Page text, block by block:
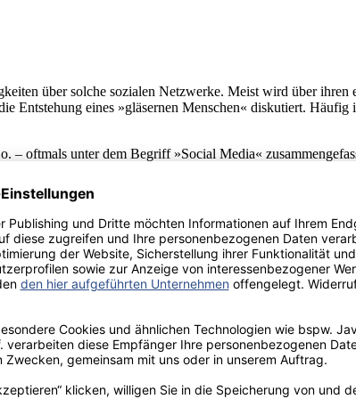
über solche sozialen Netzwerke. Meist wird über
Entstehung eines »gläsernen Menschen« diskutiert.
oftmals unter dem Begriff »Social Media«
diese gewinnbringend im Unternehmen
unter anderem neue Kunden anlocken wollen. Laut W.
hat seine Wahl zum Präsidenten der Vereinigten
dass zwei Drittel aller Internetnutzer weltweit inzwischen
unsicher sind, ob sie in die Welt der Social Media
keine großen Budgets für kostspielige Print-, TV- oder
sich so einen Marktüberblick über Dienstleistungen und
ihren Gebrauch in deutschen Unternehmen – zu erhalten,
Recruiting, Netzwerken etc. explizit dargestellt.